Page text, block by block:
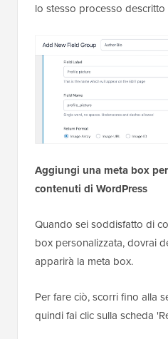
lo stesso processo
Aggiungi una meta box
contenuti di WordPress
Quando sei soddisfatto di
box personalizzata, dovrai
apparirà la meta box.
Per fare ciò, scorri fino alla
quindi fai clic sulla scheda